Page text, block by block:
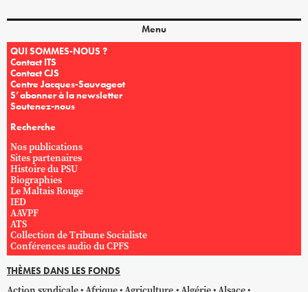
Menu
QUI SOMMES-NOUS ?
Contact ITS
Contact CJS
Centre Jacques-Sauvageot
S’abonner à la newsletter
Soutenez-nous
Recherche
Nos publications
Sites partenaires
Histoire du PSU
Biographies
Le Maltais Rouge
IED
AAVPF
ATS
Collection de Tribune Socialiste
Conférences audio du CPFS
THÈMES DANS LES FONDS